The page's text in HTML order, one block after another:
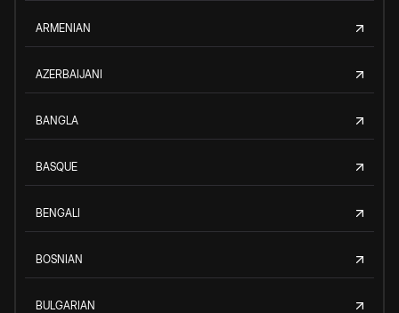
ARMENIAN
AZERBAIJANI
BANGLA
BASQUE
BENGALI
BOSNIAN
BULGARIAN